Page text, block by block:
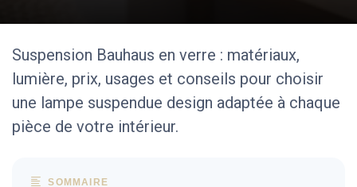
Suspension Bauhaus en verre : matériaux,
lumière, prix, usages et conseils pour choisir
une lampe suspendue design adaptée à chaque
pièce de votre intérieur.
SOMMAIRE